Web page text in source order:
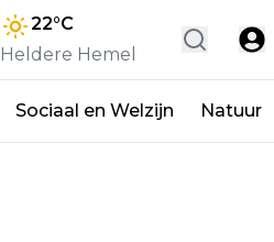
22°C
Heldere Hemel
Sociaal en Welzijn Natuur